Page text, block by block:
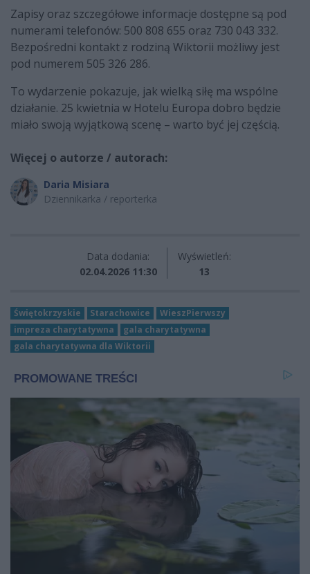
Zapisy oraz szczegółowe informacje dostępne są pod
numerami telefonów: 500 808 655 oraz 730 043 332.
Bezpośredni kontakt z rodziną Wiktorii możliwy jest
pod numerem 505 326 286.
To wydarzenie pokazuje, jak wielką siłę ma wspólne
działanie. 25 kwietnia w Hotelu Europa dobro będzie
miało swoją wyjątkową scenę – warto być jej częścią.
Więcej o autorze / autorach:
Daria Misiara
Dziennikarka / reporterka
Data dodania:
02.04.2026 11:30
Wyświetleń:
13
Świętokrzyskie Starachowice
WieszPierwszy
impreza charytatywna
gala charytatywna
gala charytatywna dla Wiktorii